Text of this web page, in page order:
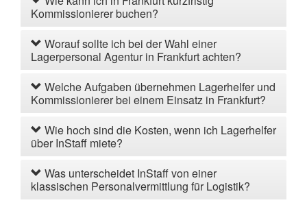
Kommissionierer buchen?
Worauf sollte ich bei der Wahl einer
Lagerpersonal Agentur in Frankfurt achten?
Welche Aufgaben übernehmen Lagerhelfer und
Kommissionierer bei einem Einsatz in Frankfurt?
Wie hoch sind die Kosten, wenn ich Lagerhelfer
über InStaff miete?
Was unterscheidet InStaff von einer
klassischen Personalvermittlung für Logistik?